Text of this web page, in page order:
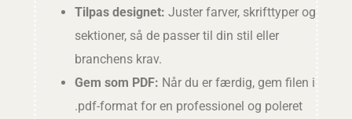
Tilpas designet: Juster farver, skrifttyper og
sektioner, så de passer til din stil eller
branchens krav.
Gem som PDF: Når du er færdig, gem filen i
.pdf-format for en professionel og poleret